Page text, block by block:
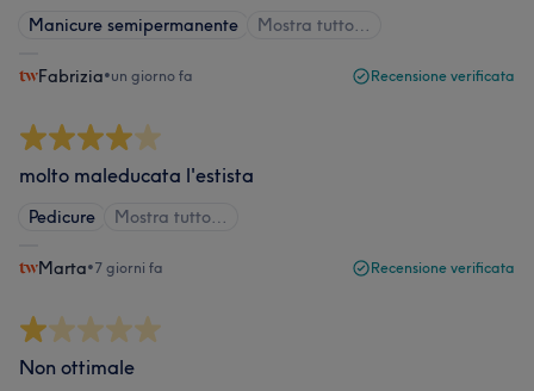
Manicure semipermanente Mostra tutto…
Fabrizia•un giorno fa Recensione verificata
molto maleducata l'estista
Pedicure Mostra tutto…
Marta•7 giorni fa Recensione verificata
Non ottimale